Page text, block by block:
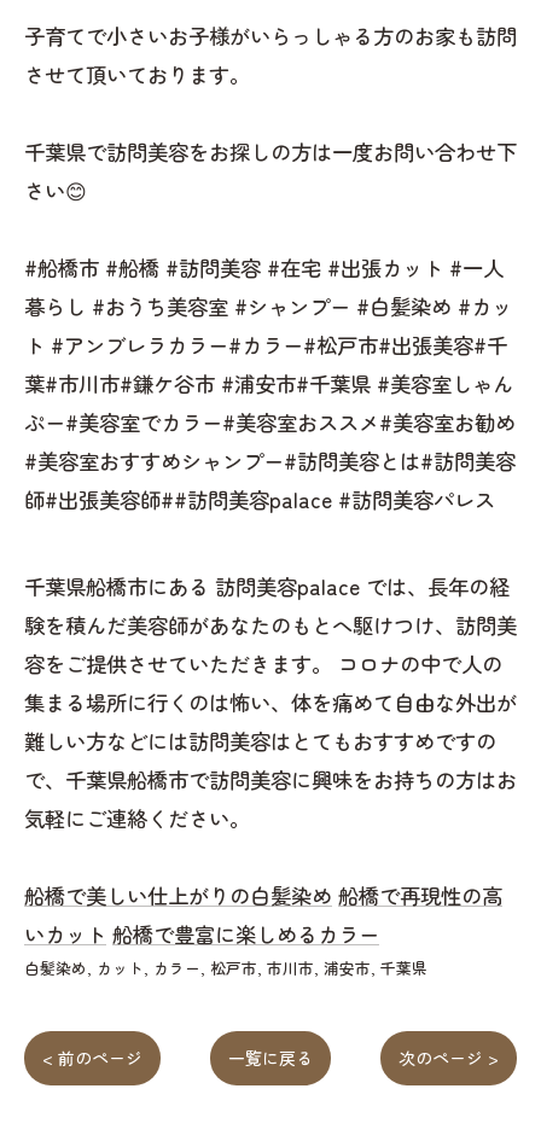
子育てで小さいお子様がいらっしゃる方のお家も訪問
させて頂いております。
千葉県で訪問美容をお探しの方は一度お問い合わせ下
さい😊
#船橋市 #船橋 #訪問美容 #在宅 #出張カット #一人
暮らし #おうち美容室 #シャンプー #白髪染め #カッ
ト #アンブレラカラー#カラー#松戸市#出張美容#千
葉#市川市#鎌ケ谷市 #浦安市#千葉県 #美容室しゃん
ぷー#美容室でカラー#美容室おススメ#美容室お勧め
#美容室おすすめシャンプー#訪問美容とは#訪問美容
師#出張美容師##訪問美容palace #訪問美容パレス
千葉県船橋市にある 訪問美容palace では、長年の経
験を積んだ美容師があなたのもとへ駆けつけ、訪問美
容をご提供させていただきます。 コロナの中で人の
集まる場所に行くのは怖い、体を痛めて自由な外出が
難しい方などには訪問美容はとてもおすすめですの
で、千葉県船橋市で訪問美容に興味をお持ちの方はお
気軽にご連絡ください。
船橋で美しい仕上がりの白髪染め 船橋で再現性の高
いカット 船橋で豊富に楽しめるカラー
白髪染め カット カラー 松戸市 市川市 浦安市 千葉県
< 前のページ 一覧に戻る 次のページ >